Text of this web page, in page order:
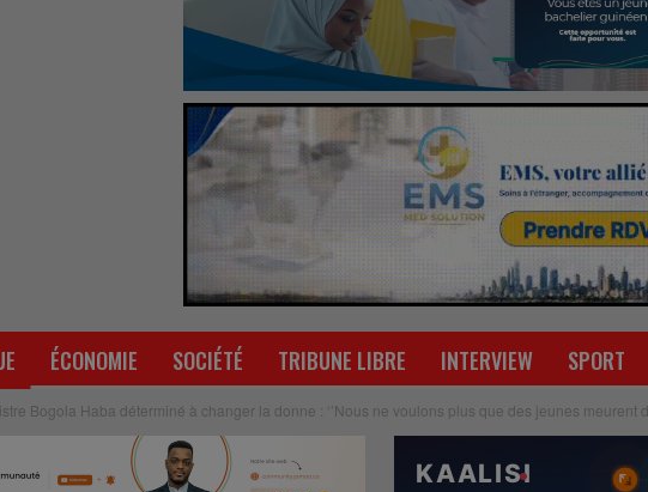
ÉCONOMIE SOCIÉTÉ TRIBUNE LIBRE INTERVIEW SPORT
Bogola Haba déterminé à changer la donne : ‘’Nous ne voulons plus que des jeunes meurent